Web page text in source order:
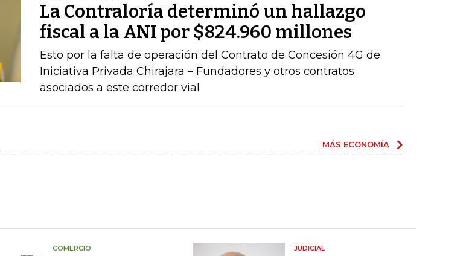
La Contraloría determinó un hallazgo
fiscal a la ANI por $824.960 millones
Esto por la falta de operación del Contrato de Concesión 4G de
Iniciativa Privada Chirajara – Fundadores y otros contratos
asociados a este corredor vial
MÁS ECONOMÍA
COMERCIO JUDICIAL